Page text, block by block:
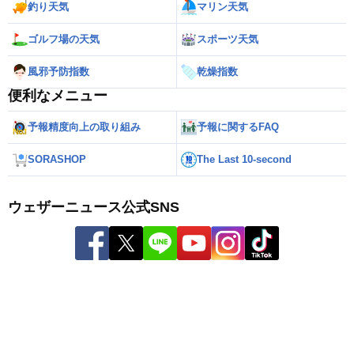
釣り天気 マリン天気
ゴルフ場の天気 スポーツ天気
風邪予防指数 乾燥指数
便利なメニュー
予報精度向上の取り組み 予報に関するFAQ
SORASHOP The Last 10-second
ウェザーニュース公式SNS